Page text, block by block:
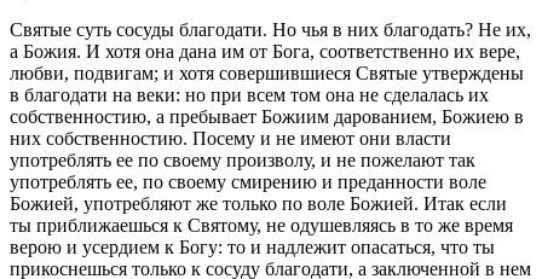
Святые суть сосуды благодати. Но чья в них благодать? Не их,
а Божия. И хотя она дана им от Бога, соответственно их вере,
любви, подвигам; и хотя совершившиеся Святые утверждены
в благодати на веки: но при всем том она не сделалась их
собственностию, а пребывает Божиим дарованием, Божиею в
них собственностию. Посему и не имеют они власти
употреблять ее по своему произволу, и не пожелают так
употреблять ее, по своему смирению и преданности воле
Божией, употребляют же только по воле Божией. Итак если
ты приближаешься к Святому, не одушевляясь в то же время
верою и усердием к Богу: то и надлежит опасаться, что ты
прикоснешься только к сосуду благодати, а заключенной в нем